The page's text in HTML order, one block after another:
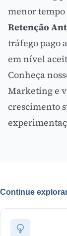
menor tempo
Retenção
tráfego pago
em nível
Conheça
Marketing e
crescimento
Continue